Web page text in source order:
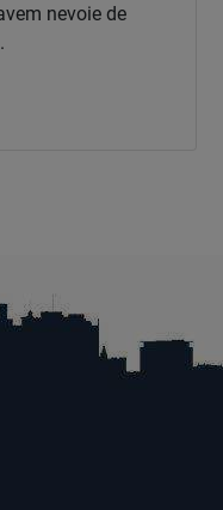
nevoie de